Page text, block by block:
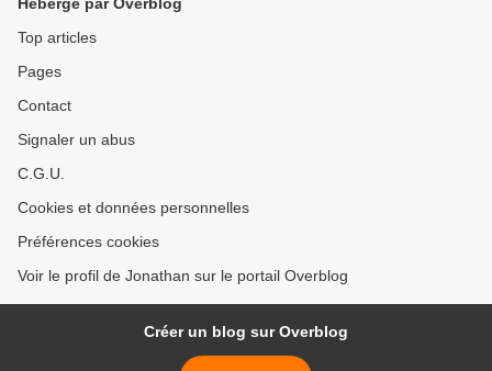
les gardiens de l'océan » !
Top articles
Pages
Contact
Signaler un abus
C.G.U.
Cookies et données personnelles
Préférences cookies
Voir le profil de Jonathan sur le portail Overblog
Créer un blog sur Overblog